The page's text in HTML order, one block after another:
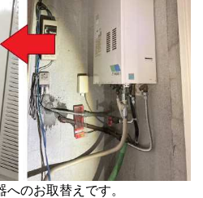
のお取替えです。